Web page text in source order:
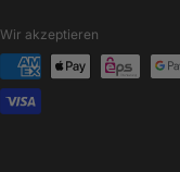
Wir akzeptieren